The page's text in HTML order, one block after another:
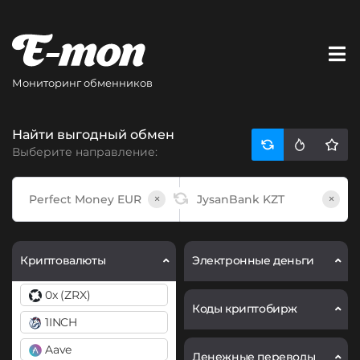
Мониторинг обменников
Найти выгодный обмен
Выберите направление:
× ×
Криптовалюты
0x (ZRX)
1INCH
Aave
Электронные деньги
Коды криптобирж
Денежные переводы